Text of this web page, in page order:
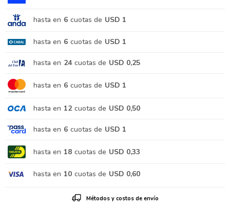
hasta en 6 cuotas de USD 1
hasta en 6 cuotas de USD 1
hasta en 24 cuotas de USD 0,25
hasta en 6 cuotas de USD 1
hasta en 12 cuotas de USD 0,50
hasta en 6 cuotas de USD 1
hasta en 18 cuotas de USD 0,33
hasta en 10 cuotas de USD 0,60
Métodos y costos de envío